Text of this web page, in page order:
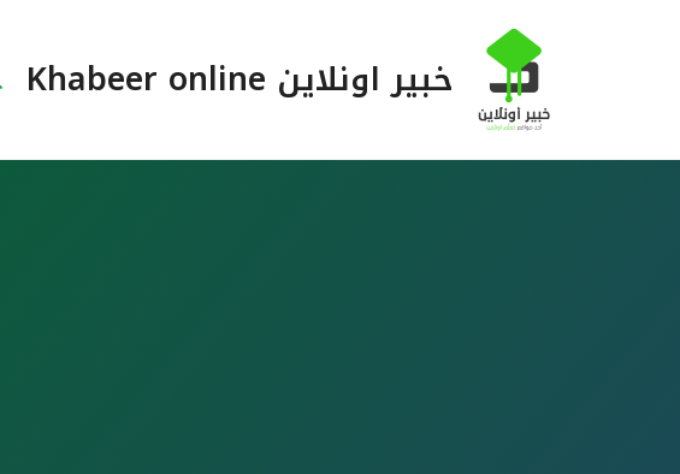
خبير اونلاين Khabeer online